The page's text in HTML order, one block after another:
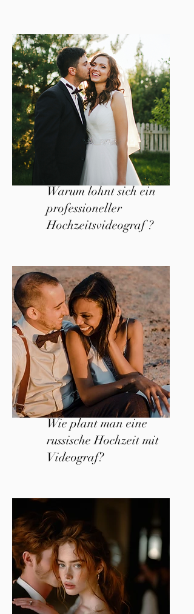
Warum lohnt sich ein
professioneller
Hochzeitsvideograf ?
Wie plant man eine
russische Hochzeit mit
Videograf?